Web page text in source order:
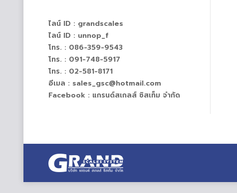
ไลน์ ID : grandscales
ไลน์ ID : unnop_f
โทร. : 086-359-9543
โทร. : 091-748-5917
โทร. : 02-581-8171
อีเมล : sales_gsc@hotmail.com
Facebook : แกรนด์สเกลส์ ซิสเท็ม จำกัด